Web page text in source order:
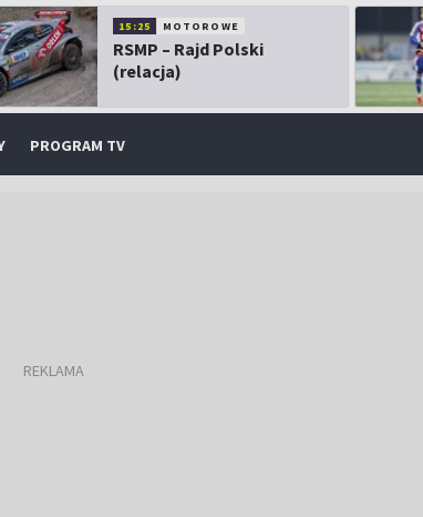
15:25 MOTOROWE
RSMP – Rajd Polski
(relacja)
PROGRAM TV